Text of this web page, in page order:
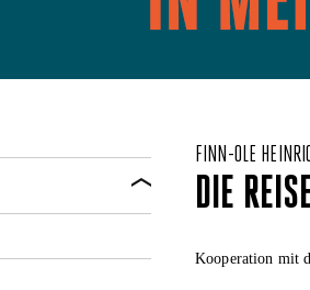
FINN-OLE
DIE
Kooperation mit